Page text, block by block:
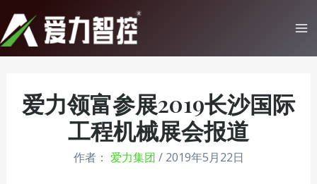
至
内
爱力领富参展2019长沙国际
工程机械展会报道
作者： 爱力集团 / 2019年5月22日